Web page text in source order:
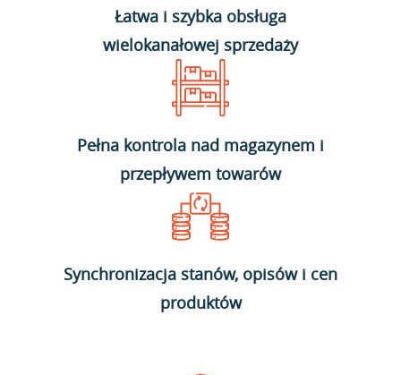
Łatwa i szybka obsługa
wielokanałowej sprzedaży
Pełna kontrola nad magazynem i
przepływem towarów
Synchronizacja stanów, opisów i cen
produktów